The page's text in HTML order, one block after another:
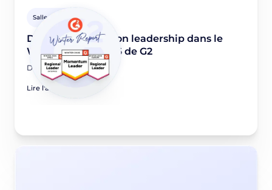
Salle de presse
Didomi renforce son leadership dans le
Winter report 2026 de G2
December 5, 2025
Lire l'article